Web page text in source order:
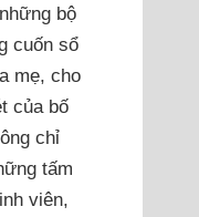
bộ
cuốn sổ
mẹ, cho
của bố
chỉ
tấm
viên,